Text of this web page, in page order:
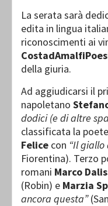
La serata sarà
edita in lingua
riconoscimenti ai
della giuria.
Ad aggiudicarsi il
napoletano
dodici (e di altre
classificata la
Felice con “Il giallo
Fiorentina). Terzo
romani Marco
(Robin) e Marzia
ancora questa”